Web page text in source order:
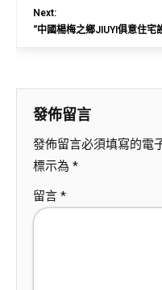
Next:
“中國楊梅之鄉JIUYI俱意住宅
發佈留言
發佈留言必須填寫的電
標示為 *
留言 *